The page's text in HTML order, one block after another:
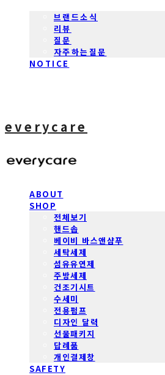
브랜드소식
리뷰
질문
자주하는질문
NOTICE
everycare
ABOUT
SHOP
전체보기
핸드솝
베이비 바스앤샴푸
세탁세제
섬유유연제
주방세제
건조기시트
수세미
전용펌프
디자인 달력
선물패키지
답례품
개인결제창
SAFETY